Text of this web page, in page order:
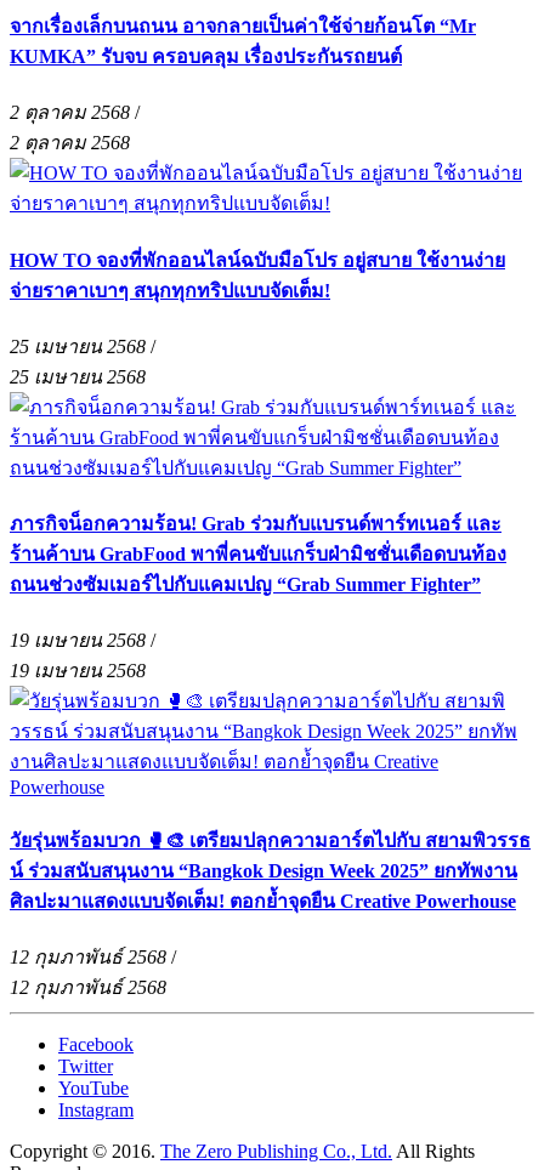
จากเรื่องเล็กบนถนน อาจกลายเป็นค่าใช้จ่ายก้อนโต “Mr
KUMKA” รับจบ ครอบคลุม เรื่องประกันรถยนต์
2 ตุลาคม 2568 /
2 ตุลาคม 2568
HOW TO จองที่พักออนไลน์ฉบับมือโปร อยู่สบาย ใช้งานง่าย
จ่ายราคาเบาๆ สนุกทุกทริปแบบจัดเต็ม!
25 เมษายน 2568 /
25 เมษายน 2568
ภารกิจน็อกความร้อน! Grab ร่วมกับแบรนด์พาร์ทเนอร์ และ
ร้านค้าบน GrabFood พาพี่คนขับแกร็บฝ่ามิชชั่นเดือดบนท้อง
ถนนช่วงซัมเมอร์ไปกับแคมเปญ “Grab Summer Fighter”
19 เมษายน 2568 /
19 เมษายน 2568
วัยรุ่นพร้อมบวก 🥊🎨 เตรียมปลุกความอาร์ตไปกับ สยามพิวรรธ
น์ ร่วมสนับสนุนงาน “Bangkok Design Week 2025” ยกทัพงาน
ศิลปะมาแสดงแบบจัดเต็ม! ตอกย้ำจุดยืน Creative Powerhouse
12 กุมภาพันธ์ 2568 /
12 กุมภาพันธ์ 2568
Facebook
Twitter
YouTube
Instagram
Copyright © 2016. The Zero Publishing Co., Ltd. All Rights